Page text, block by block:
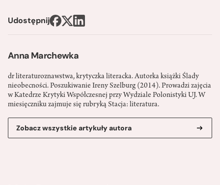
Anna Marchewka
dr literaturoznawstwa, krytyczka literacka. Autorka książki Ślady
nieobecności. Poszukiwanie Ireny Szelburg (2014). Prowadzi zajęcia
w Katedrze Krytyki Współczesnej przy Wydziale Polonistyki UJ. W
miesięczniku zajmuje się rubryką Stacja: literatura.
Zobacz wszystkie artykuły autora
Udostępnij